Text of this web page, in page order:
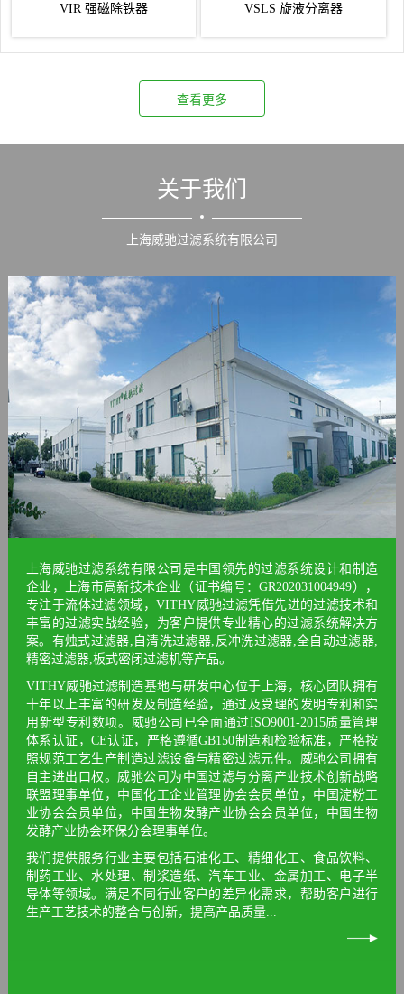
VIR 强磁除铁器 VSLS 旋液分离器
查看更多
关于我们
上海威驰过滤系统有限公司
上海威驰过滤系统有限公司是中国领先的过滤系统设计和制造
企业，上海市高新技术企业（证书编号：GR202031004949），
专注于流体过滤领域，VITHY威驰过滤凭借先进的过滤技术和
丰富的过滤实战经验，为客户提供专业精心的过滤系统解决方
案。有烛式过滤器,自清洗过滤器,反冲洗过滤器,全自动过滤器,
精密过滤器,板式密闭过滤机等产品。
VITHY威驰过滤制造基地与研发中心位于上海，核心团队拥有
十年以上丰富的研发及制造经验，通过及受理的发明专利和实
用新型专利数项。威驰公司已全面通过ISO9001-2015质量管理
体系认证，CE认证，严格遵循GB150制造和检验标准，严格按
照规范工艺生产制造过滤设备与精密过滤元件。威驰公司拥有
自主进出口权。威驰公司为中国过滤与分离产业技术创新战略
联盟理事单位，中国化工企业管理协会会员单位，中国淀粉工
业协会会员单位，中国生物发酵产业协会会员单位，中国生物
发酵产业协会环保分会理事单位。
我们提供服务行业主要包括石油化工、精细化工、食品饮料、
制药工业、水处理、制浆造纸、汽车工业、金属加工、电子半
导体等领域。满足不同行业客户的差异化需求，帮助客户进行
生产工艺技术的整合与创新，提高产品质量...